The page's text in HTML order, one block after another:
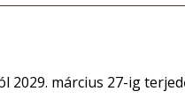
2029. március 27-ig